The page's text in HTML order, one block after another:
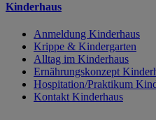
Kinderhaus
Anmeldung Kinderhaus
Krippe & Kindergarten
Alltag im Kinderhaus
Ernährungskonzept
Hospitation/Praktikum
Kontakt Kinderhaus